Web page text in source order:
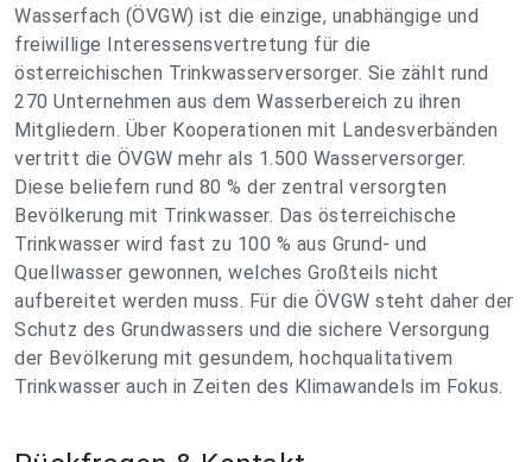
Wasserfach (ÖVGW) ist die einzige, unabhängige und
freiwillige Interessensvertretung für die
österreichischen Trinkwasserversorger. Sie zählt rund
270 Unternehmen aus dem Wasserbereich zu ihren
Mitgliedern. Über Kooperationen mit Landesverbänden
vertritt die ÖVGW mehr als 1.500 Wasserversorger.
Diese beliefern rund 80 % der zentral versorgten
Bevölkerung mit Trinkwasser. Das österreichische
Trinkwasser wird fast zu 100 % aus Grund- und
Quellwasser gewonnen, welches Großteils nicht
aufbereitet werden muss. Für die ÖVGW steht daher der
Schutz des Grundwassers und die sichere Versorgung
der Bevölkerung mit gesundem, hochqualitativem
Trinkwasser auch in Zeiten des Klimawandels im Fokus.